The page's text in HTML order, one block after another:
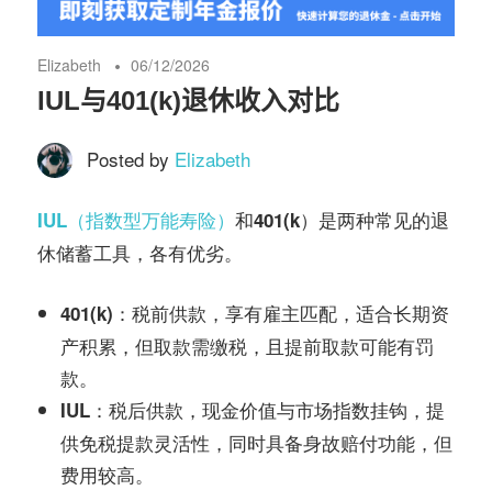
人
寿
保
险
指
南
©️
国
保
理
财
服
务
区
Elizabeth 06/12/2026
IUL与401(k)退休收入对比
Posted by Elizabeth
IUL（指数型万能寿险） 和401(k）是两种常见的退
休储蓄工具，各有优劣。
401(k) ：税前供款，享有雇主匹配，适合长期资
产积累，但取款需缴税，且提前取款可能有罚
款。
IUL ：税后供款，现金价值与市场指数挂钩，提
供免税提款灵活性，同时具备身故赔付功能，但
费用较高。